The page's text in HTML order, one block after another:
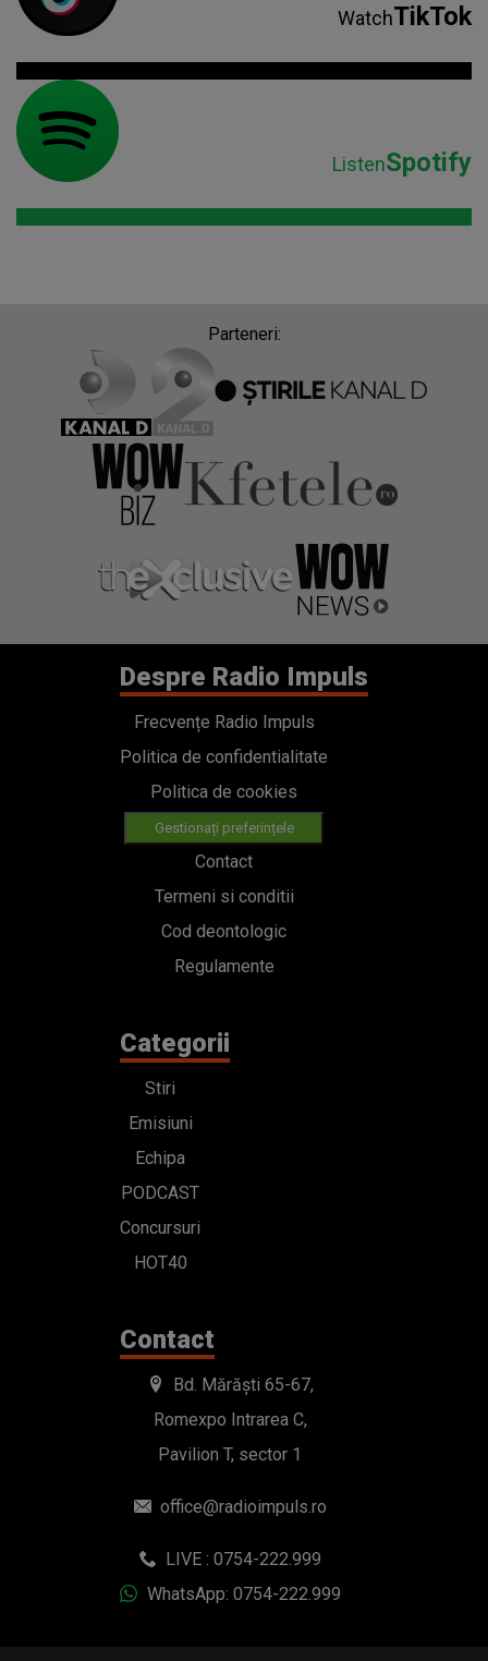
WatchTikTok
ListenSpotify
Parteneri:
Despre Radio Impuls
Frecvențe Radio Impuls
Politica de confidentialitate
Politica de cookies
Gestionați preferințele
Contact
Termeni si conditii
Cod deontologic
Regulamente
Categorii
Stiri
Emisiuni
Echipa
PODCAST
Concursuri
HOT40
Contact
Bd. Mărăști 65-67,
Romexpo Intrarea C,
Pavilion T, sector 1
office@radioimpuls.ro
LIVE : 0754-222.999
WhatsApp: 0754-222.999